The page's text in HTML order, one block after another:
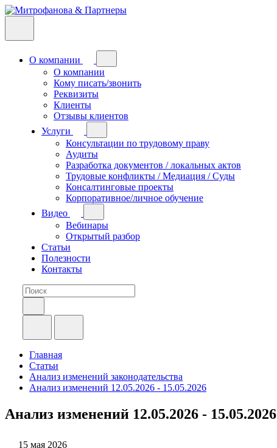
О компании
О компании
Кому писать/звонить
Реквизиты
Клиенты
Отзывы клиентов
Услуги
Консультации по трудовому праву
Аудиты
Разработка документов / локальных актов
Трудовые конфликты / Медиация / Суды
Консалтинговые проекты
Корпоративное/личное обучение
Видео
Вебинары
Открытый разбор
Статьи
Полезности
Контакты
Главная
Статьи
Анализ изменений законодательства
Анализ изменений 12.05.2026 - 15.05.2026
Анализ изменений 12.05.2026 - 15.05.2026
15 мая 2026